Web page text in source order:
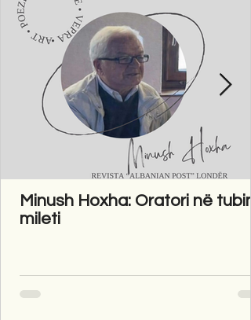
Minush Hoxha: Oratori në tubim
mileti